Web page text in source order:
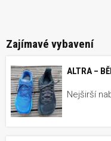
Zajímavé vybavení
ALTRA –
Nejširší